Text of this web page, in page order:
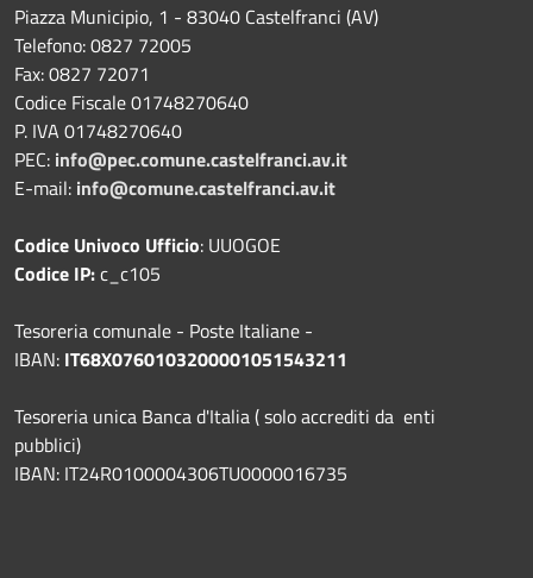
Piazza Municipio, 1 - 83040 Castelfranci (AV)
Telefono: 0827 72005
Fax: 0827 72071
Codice Fiscale 01748270640
P. IVA 01748270640
PEC: info@pec.comune.castelfranci.av.it
E-mail: info@comune.castelfranci.av.it
Codice Univoco Ufficio: UUOGOE
Codice IP:c_c105
Tesoreria comunale - Poste Italiane -
IBAN: IT68X0760103200001051543211
Tesoreria unica Banca d'Italia ( solo accrediti da enti
pubblici)
IBAN: IT24R0100004306TU0000016735